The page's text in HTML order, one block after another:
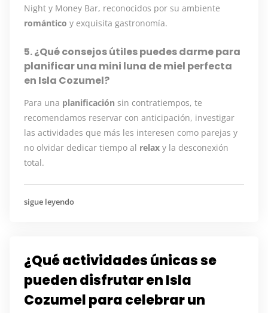
Night y Money Bar, reconocidos por su ambiente
romántico y exquisita gastronomía.
5. ¿Qué consejos útiles puedes darme para
planificar una mini luna de miel perfecta
en Isla Cozumel?
Para una planificación sin contratiempos, te
recomendamos reservar con anticipación, investigar
las actividades que más les interesen como parejas y
no olvidar dedicar tiempo al relax y la desconexión
total.
sigue leyendo
¿Qué actividades únicas se
pueden disfrutar en Isla
Cozumel para celebrar un